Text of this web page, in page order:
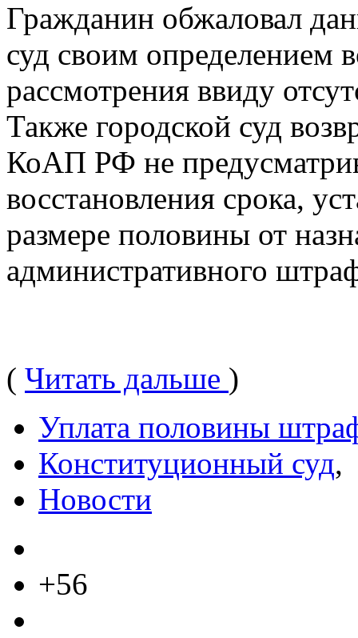
Гражданин обжаловал
суд своим определением
рассмотрения ввиду
Также городской суд
КоАП РФ не
восстановления срока,
размере половины от
административного
( Читать дальше )
Уплата половины
Конституционный суд,
Новости
+56